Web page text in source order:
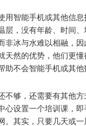
用智能手机或其他信
层，没有年龄、时间
非冰与水难以相融，
天然的优势，他们更
不会智能手机或其他
不够，还需要有其他
心设置一个培训课，
。其实，只要几天或